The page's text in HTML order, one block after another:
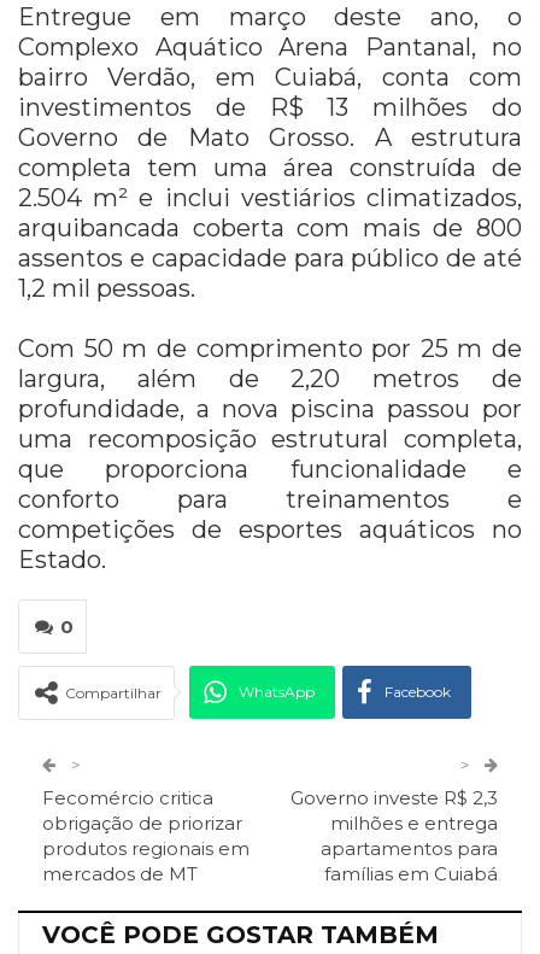
Entregue em março deste ano, o
Complexo Aquático Arena Pantanal, no
bairro Verdão, em Cuiabá, conta com
investimentos de R$ 13 milhões do
Governo de Mato Grosso. A estrutura
completa tem uma área construída de
2.504 m² e inclui vestiários climatizados,
arquibancada coberta com mais de 800
assentos e capacidade para público de até
1,2 mil pessoas.
Com 50 m de comprimento por 25 m de
largura, além de 2,20 metros de
profundidade, a nova piscina passou por
uma recomposição estrutural completa,
que proporciona funcionalidade e
conforto para treinamentos e
competições de esportes aquáticos no
Estado.
0
Compartilhar WhatsApp Facebook
Facebook Messenger Viber O email
>
Fecomércio critica
obrigação de priorizar
produtos regionais em
mercados de MT
>
Governo investe R$ 2,3
milhões e entrega
apartamentos para
famílias em Cuiabá
VOCÊ PODE GOSTAR TAMBÉM